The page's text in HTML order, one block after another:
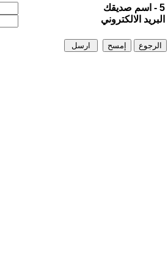
5 - اسم صديقك
البريد الالكتروني